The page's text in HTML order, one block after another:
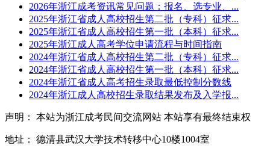
2026年浙江成考资讯常见问题：报名、选专业、...
2025年浙江省成人高校招生第二批（专科）征求...
2025年浙江省成人高校招生第一批（本科）征求...
2025年浙江成人高考学位申请流程与时间指南
2024年浙江省成人高校招生第二批（专科）征求...
2024年浙江省成人高校招生第一批（本科）征求...
2024年浙江省成人高考招生录取最低控制分数线
2024年浙江成人高校招生录取结果发布及入学报...
声明： 本站为浙江成考民间交流网站 本站享有最终结束权
地址： 德清县武汉大学技术转移中心10楼1004室